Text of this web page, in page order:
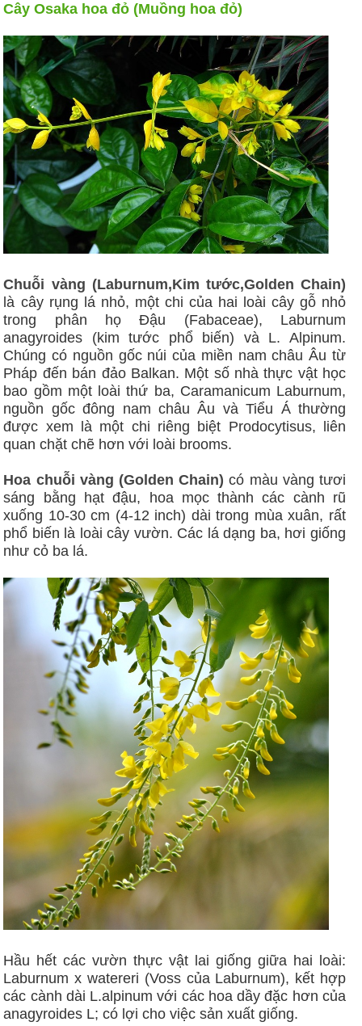
Cây Osaka hoa đỏ (Muồng hoa đỏ)
Chuỗi vàng (Laburnum,Kim tước,Golden Chain)
là cây rụng lá nhỏ, một chi của hai loài cây gỗ nhỏ
trong phân họ Đậu (Fabaceae), Laburnum
anagyroides (kim tước phổ biến) và L. Alpinum.
Chúng có nguồn gốc núi của miền nam châu Âu từ
Pháp đến bán đảo Balkan. Một số nhà thực vật học
bao gồm một loài thứ ba, Caramanicum Laburnum,
nguồn gốc đông nam châu Âu và Tiểu Á thường
được xem là một chi riêng biệt Prodocytisus, liên
quan chặt chẽ hơn với loài brooms.
Hoa chuỗi vàng (Golden Chain) có màu vàng tươi
sáng bằng hạt đậu, hoa mọc thành các cành rũ
xuống 10-30 cm (4-12 inch) dài trong mùa xuân, rất
phổ biến là loài cây vườn. Các lá dạng ba, hơi giống
như cỏ ba lá.
Hầu hết các vườn thực vật lai giống giữa hai loài:
Laburnum x watereri (Voss của Laburnum), kết hợp
các cành dài L.alpinum với các hoa dầy đặc hơn của
anagyroides L; có lợi cho việc sản xuất giống.